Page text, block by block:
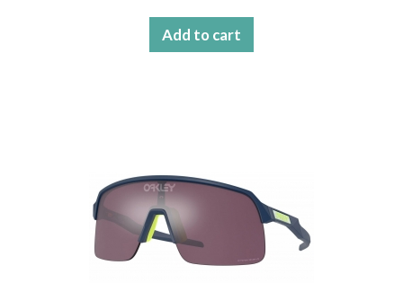
Add to cart